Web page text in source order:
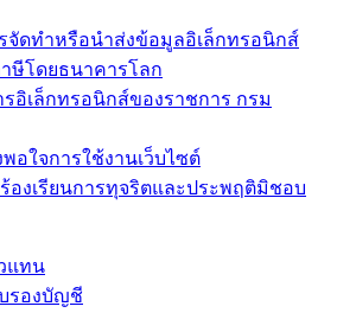
จัดทำหรือนำส่งข้อมูลอิเล็กทรอนิกส์
ษีโดยธนาคารโลก
อิเล็กทรอนิกส์ของราชการ กรม
อใจการใช้งานเว็บไซต์
ร้องเรียนการทุจริตและประพฤติมิชอบ
แทน
รองบัญชี